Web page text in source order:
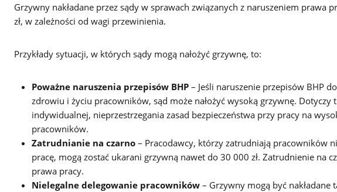
Grzywny nakładane przez sądy w sprawach związanych z naruszeniem prawa
zł, w zależności od wagi przewinienia.
Przykłady sytuacji, w których sądy mogą nałożyć grzywnę, to:
Poważne naruszenia przepisów BHP – Jeśli naruszenie przepisów BHP
zdrowiu i życiu pracowników, sąd może nałożyć wysoką grzywnę.
indywidualnej, nieprzestrzegania zasad bezpieczeństwa przy pracy na
pracowników.
Zatrudnianie na czarno – Pracodawcy, którzy zatrudniają pracowników
pracę, mogą zostać ukarani grzywną nawet do 30 000 zł. Zatrudnienie na
prawa pracy.
Nielegalne delegowanie pracowników – Grzywny mogą być nakładane